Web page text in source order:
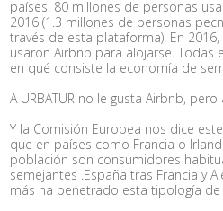
países. 80 millones de personas
2016 (1.3 millones de personas
través de esta plataforma). En
usaron Airbnb para alojarse. Todas
en qué consiste la economía de
A URBATUR no le gusta Airbnb, pero
Y la Comisión Europea nos dice
que en países como Francia o
población son consumidores
semejantes .España tras Francia y
más ha penetrado esta tipología